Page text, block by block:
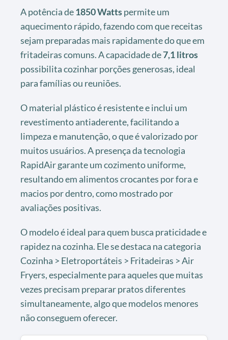
A potência de1850 Wattspermite um
aquecimento rápido, fazendo com que receitas
sejam preparadas mais rapidamente do que em
fritadeiras comuns. A capacidade de7,1 litros
possibilita cozinhar porções generosas, ideal
para famílias ou reuniões.
O material plástico é resistente e inclui um
revestimento antiaderente, facilitando a
limpeza e manutenção, o que é valorizado por
muitos usuários. A presença da tecnologia
RapidAir garante um cozimento uniforme,
resultando em alimentos crocantes por fora e
macios por dentro, como mostrado por
avaliações positivas.
O modelo é ideal para quem busca praticidade e
rapidez na cozinha. Ele se destaca na categoria
Cozinha > Eletroportáteis > Fritadeiras > Air
Fryers, especialmente para aqueles que muitas
vezes precisam preparar pratos diferentes
simultaneamente, algo que modelos menores
não conseguem oferecer.